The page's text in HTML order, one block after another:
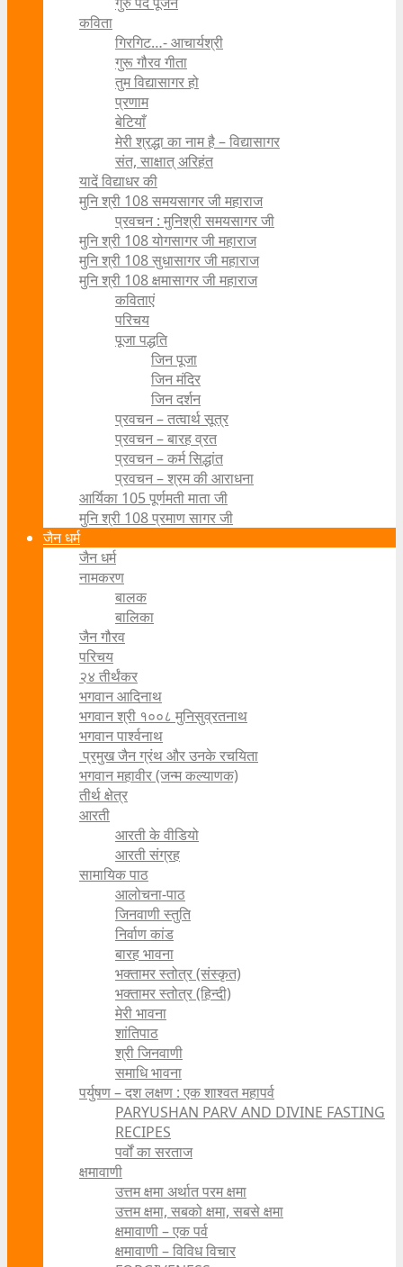
कविता
गिरगिट…- आचार्यश्री
गुरू गौरव गीता
तुम विद्यासागर हो
प्रणाम
बेटियाँ
मेरी श्रद्धा का नाम है – विद्यासागर
संत, साक्षात् अरिहंत
यादें विद्याधर की
मुनि श्री 108 समयसागर जी महाराज
प्रवचन : मुनिश्री समयसागर जी
मुनि श्री 108 योगसागर जी महाराज
मुनि श्री 108 सुधासागर जी महाराज
मुनि श्री 108 क्षमासागर जी महाराज
कविताएं
परिचय
पूजा पद्धति
जिन पूजा
जिन मंदिर
जिन दर्शन
प्रवचन – तत्वार्थ सूत्र
प्रवचन – बारह व्रत
प्रवचन – कर्म सिद्धांत
प्रवचन – श्रम की आराधना
आर्यिका 105 पूर्णमती माता जी
मुनि श्री 108 प्रमाण सागर जी
जैन धर्म
जैन धर्म
नामकरण
बालक
बालिका
जैन गौरव
परिचय
२४ तीर्थंकर
भगवान आदिनाथ
भगवान श्री १००८ मुनिसुव्रतनाथ
भगवान पार्श्वनाथ
प्रमुख जैन ग्रंथ और उनके रचयिता
भगवान महावीर (जन्म कल्याणक)
तीर्थ क्षेत्र
आरती
आरती के वीडियो
आरती संग्रह
सामायिक पाठ
आलोचना-पाठ
जिनवाणी स्तुति
निर्वाण कांड
बारह भावना
भक्तामर स्तोत्र (संस्कृत)
भक्तामर स्तोत्र (हिन्दी)
मेरी भावना
शांतिपाठ
श्री जिनवाणी
समाधि भावना
पर्युषण – दश लक्षण : एक शाश्वत महापर्व
PARYUSHAN PARV AND DIVINE FASTING
RECIPES
पर्वों का सरताज
क्षमावाणी
उत्तम क्षमा अर्थात परम क्षमा
उत्तम क्षमा, सबको क्षमा, सबसे क्षमा
क्षमावाणी – एक पर्व
क्षमावाणी – विविध विचार